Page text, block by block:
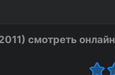
смотреть онлайн